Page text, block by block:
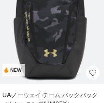
NEW
UAノーウェイ チーム バックパック